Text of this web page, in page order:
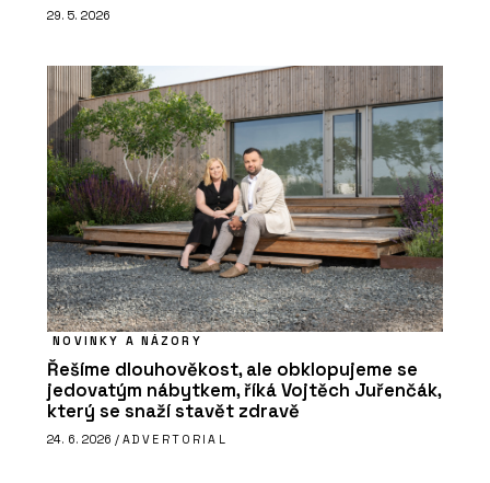
29. 5. 2026
NOVINKY A NÁZORY
Řešíme dlouhověkost, ale obklopujeme se
jedovatým nábytkem, říká Vojtěch Juřenčák,
který se snaží stavět zdravě
24. 6. 2026 / ADVERTORIAL